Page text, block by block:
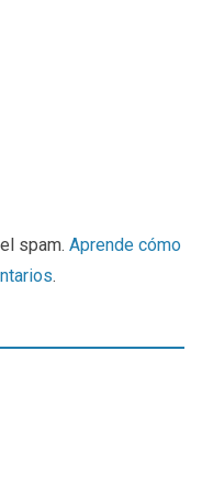
spam. Aprende cómo
.